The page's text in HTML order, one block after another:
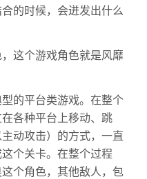
的时候，会迸发出什么
这个游戏角色就是风靡
的平台类游戏。在整个
各种平台上移动、跳
动攻击）的方式，一直
个关卡。在整个过程
个角色，其他敌人，包